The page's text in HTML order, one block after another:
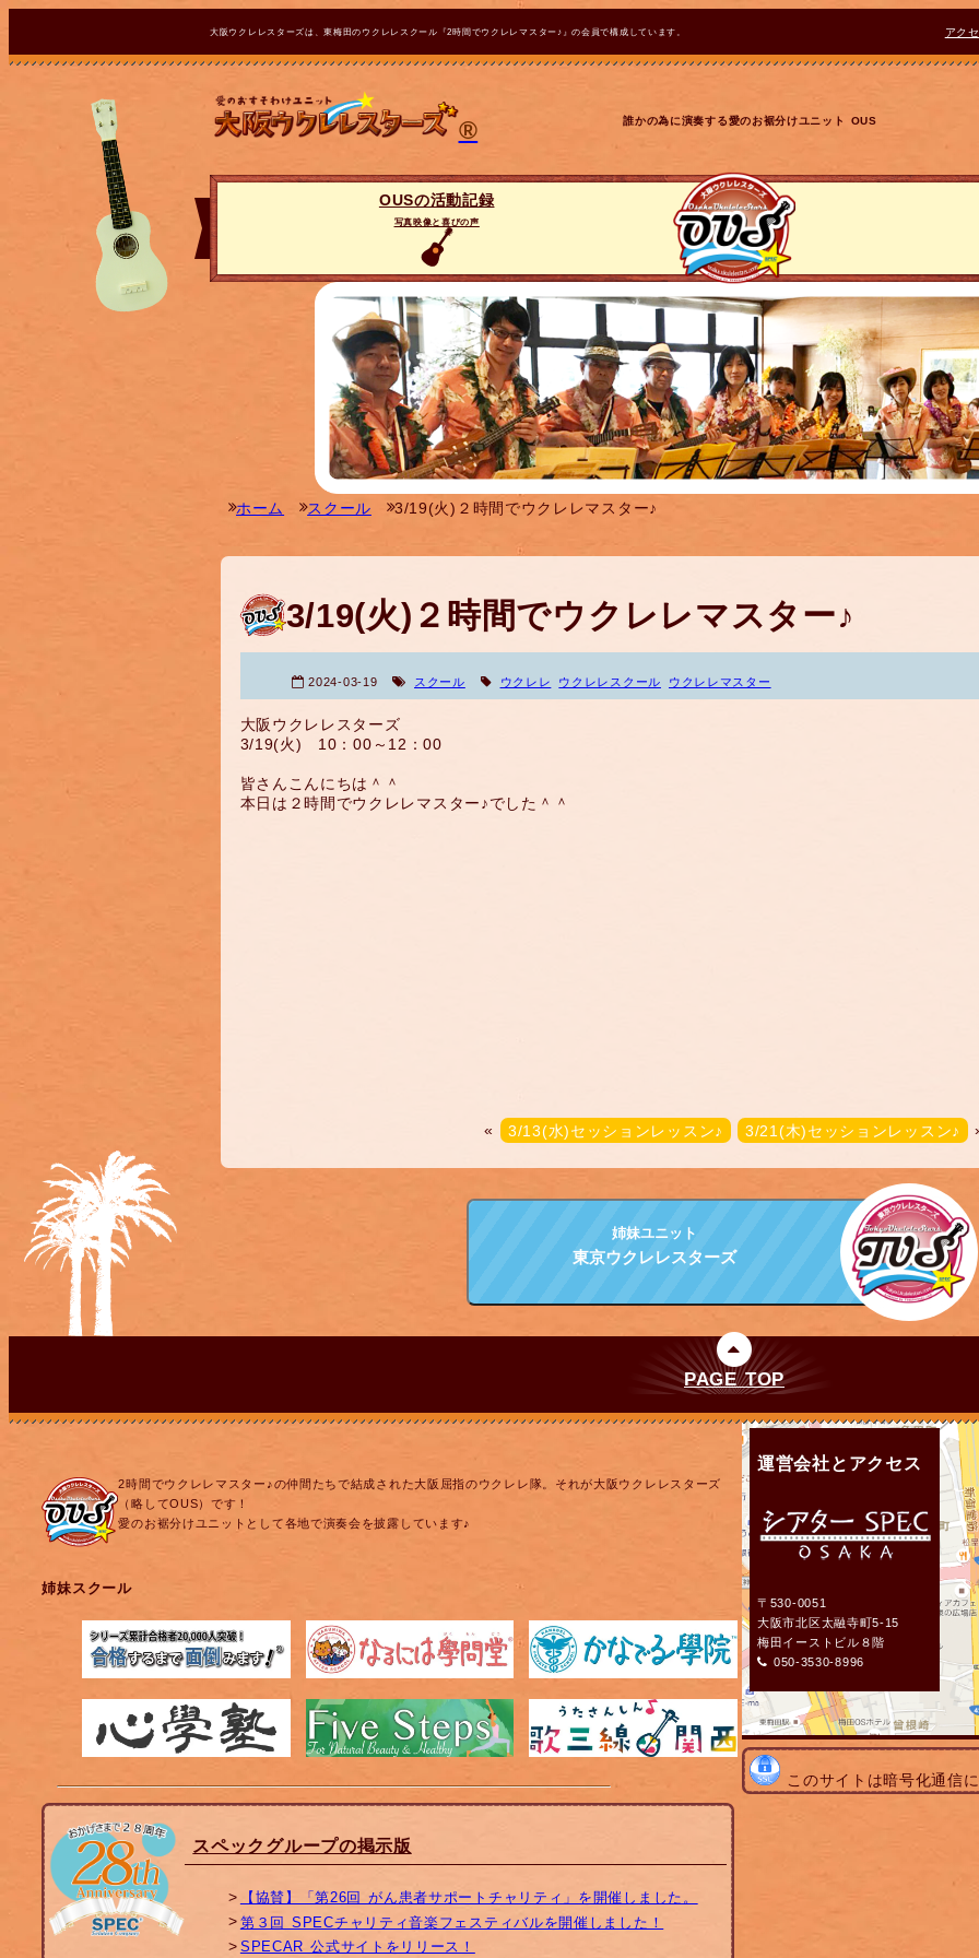
大阪ウクレレスターズは、東梅田のウクレレスクール『2時間でウクレレマスター♪』の会員で構成しています。 アク
® 誰かの為に演奏する愛のお裾分けユニット OUS
OUSの活動記録
写真映像と喜びの声
ホーム スクール 3/19(火)２時間でウクレレマスター♪
3/19(火)２時間でウクレレマスター♪
2024-03-19 スクール ウクレレ ウクレレスクール ウクレレマスター
大阪ウクレレスターズ
3/19(火) 10：00～12：00
皆さんこんにちは＾＾
本日は２時間でウクレレマスター♪でした＾＾
« 3/13(水)セッションレッスン♪ 3/21(木)セッションレッスン♪
姉妹ユニット
東京ウクレレスターズ
PAGE TOP
2時間でウクレレマスター♪の仲間たちで結成された大阪屈指のウクレレ隊。それが大阪ウクレレスターズ
（略してOUS）です！
愛のお裾分けユニットとして各地で演奏会を披露しています♪
姉妹スクール
スペックグループの掲示版
【協賛】「第26回 がん患者サポートチャリティ」を開催しました。
第３回 SPECチャリティ音楽フェスティバルを開催しました！
SPECAR 公式サイトをリリース！
運営会社とアクセス
〒530-0051
大阪市北区太融寺町5-15
梅田イーストビル８階
050-3530-8996
このサイトは暗号化通信